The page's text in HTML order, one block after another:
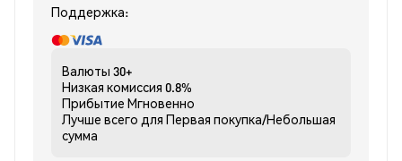
Поддержка:
Валюты 30+
Низкая комиссия 0.8%
Прибытие Мгновенно
Лучше всего для Первая покупка/Небольшая
сумма